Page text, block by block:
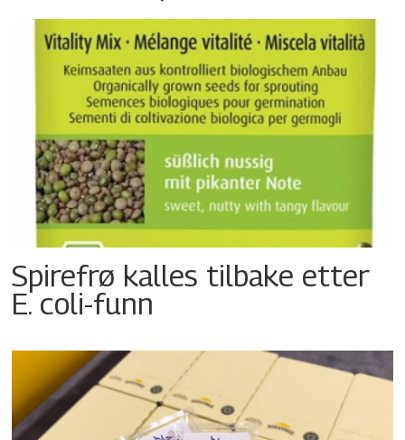
Spirefrø kalles tilbake etter
E. coli-funn